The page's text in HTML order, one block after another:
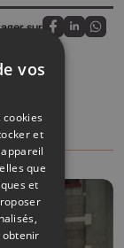
sur
Partagez sur
Partagez
vos
et
que
et
obtenir